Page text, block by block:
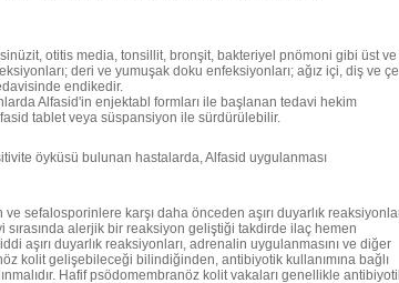
otitis media, tonsillit, bronşit, bakteriyel pnömoni gibi üst ve
deri ve yumuşak doku enfeksiyonları; ağız içi, diş ve
endikedir.
Alfasid'in enjektabl formları ile başlanan tedavi hekim
tablet veya süspansiyon ile sürdürülebilir.
öyküsü bulunan hastalarda, Alfasid uygulanması
sefalosporinlere karşı daha önceden aşırı duyarlık
sırasında alerjik bir reaksiyon geliştiği takdirde ilaç hemen
aşırı duyarlık reaksiyonları, adrenalin uygulanmasını ve diğer
kolit gelişebileceği bilindiğinden, antibiyotik kullanımına bağlı
Hafif psödomembranöz kolit vakaları genellikle